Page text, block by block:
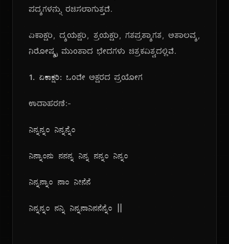
ಪದ್ಯಗಳನ್ನು ರಚಿಸಲಾಗುತ್ತದೆ.
ಏಕಾಕ್ಷರಿ, ದ್ಯಯಕ್ಷರಿ, ತ್ರಯಕ್ಷರಿ, ಗತಪ್ರತ್ಯಾಗತ, ಅತಾಲವ್ಯ,
ನಿರೋಷ್ಯೃ ಮುಂತಾದ ಭೇದಗಳು ಚಿತ್ರಕವಿತ್ವದಲ್ಲಿವೆ.
1. ಏಕಾಕ್ಷರಿ:ಒಂದೇ ಅಕ್ಷರದ ಪ್ರಯೋಗ
ಉದಾಹರಣೆ:-
ನಿನ್ನನ್ನಂ ನಿನ್ನನ್ನೆಂ
ನಿನ್ನಾಂನು ನನನ್ನ ನಿನ್ನ ನನ್ನಂ ನಿನ್ನಂ
ನಿನ್ನನ್ನಾಂ ನಾಂ ನೀನೆನೆ
ನಿನ್ನನ್ನಂ ನನ್ನಿ ನಿನ್ನನಾನಿನನೆನ್ನೆಂ ||